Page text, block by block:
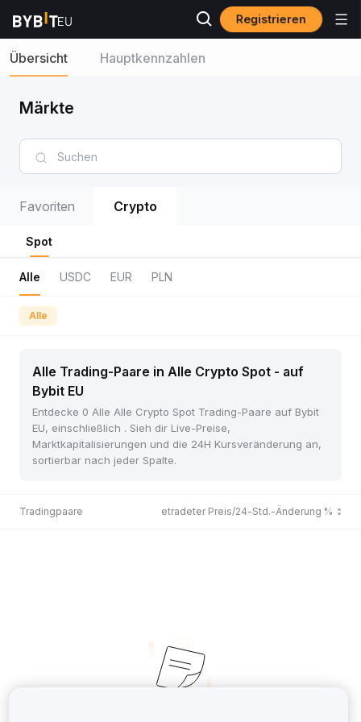
Registrieren
Übersicht Hauptkennzahlen
Märkte
Favoriten Crypto
Spot
Alle USDC EUR PLN
Alle
Alle Trading-Paare in Alle Crypto Spot - auf
Bybit EU
Entdecke 0 Alle Alle Crypto Spot Trading-Paare auf Bybit
EU, einschließlich . Sieh dir Live-Preise,
Marktkapitalisierungen und die 24H Kursveränderung an,
sortierbar nach jeder Spalte.
Tradingpaare Zuletzt getradeter Preis/24-Std.-Änderung %